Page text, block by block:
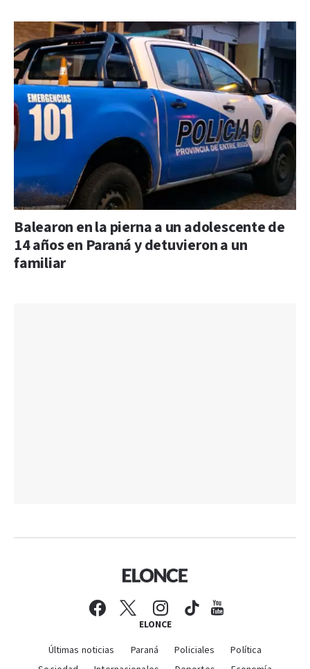
Balearon en la pierna a un adolescente de
14 años en Paraná y detuvieron a un
familiar
ELONCE
Últimas noticias Paraná Policiales
Política